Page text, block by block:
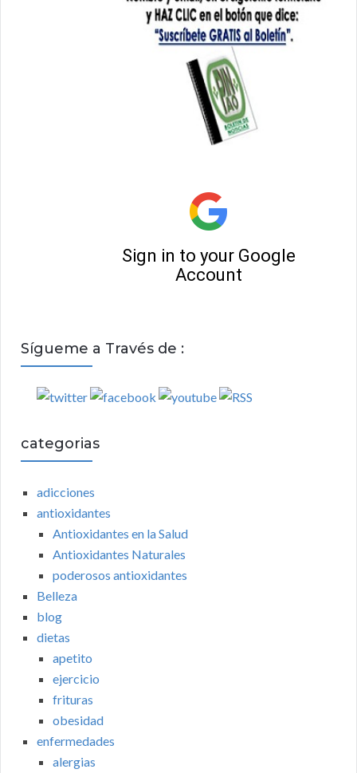
Sígueme a Través de :
categorias
adicciones
antioxidantes
Antioxidantes en la Salud
Antioxidantes Naturales
poderosos antioxidantes
Belleza
blog
dietas
apetito
ejercicio
frituras
obesidad
enfermedades
alergias